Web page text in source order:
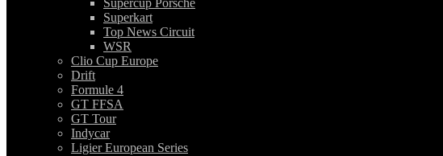
Supercup Porsche
Superkart
Top News Circuit
WSR
Clio Cup Europe
Drift
Formule 4
GT FFSA
GT Tour
Indycar
Ligier European Series